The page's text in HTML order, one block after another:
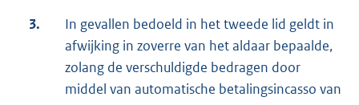
3.
In gevallen bedoeld in het tweede lid geldt in
afwijking in zoverre van het aldaar bepaalde,
zolang de verschuldigde bedragen door
middel van automatische betalingsincasso van